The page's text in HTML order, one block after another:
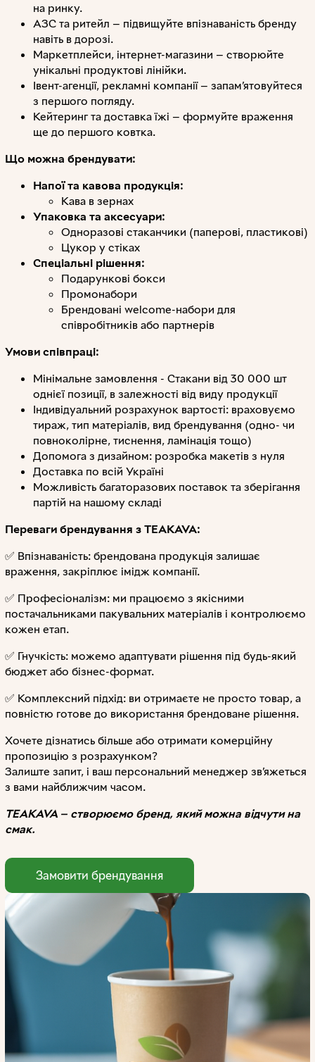
на ринку.
АЗС та ритейл — підвищуйте впізнаваність бренду
навіть в дорозі.
Маркетплейси, інтернет-магазини — створюйте
унікальні продуктові лінійки.
Івент-агенції, рекламні компанії — запам’ятовуйтеся
з першого погляду.
Кейтеринг та доставка їжі — формуйте враження
ще до першого ковтка.
Що можна брендувати:
Напої та кавова продукція:
Кава в зернах
Упаковка та аксесуари:
Одноразові стаканчики (паперові, пластикові)
Цукор у стіках
Спеціальні рішення:
Подарункові бокси
Промонабори
Брендовані welcome-набори для
співробітників або партнерів
Умови співпраці:
Мінімальне замовлення - Стакани від 30 000 шт
однієї позиції, в залежності від виду продукції
Індивідуальний розрахунок вартості: враховуємо
тираж, тип матеріалів, вид брендування (одно- чи
повноколірне, тиснення, ламінація тощо)
Допомога з дизайном: розробка макетів з нуля
Доставка по всій Україні
Можливість багаторазових поставок та зберігання
партій на нашому складі
Переваги брендування з TEAKAVA:
✅ Впізнаваність: брендована продукція залишає
враження, закріплює імідж компанії.
✅ Професіоналізм: ми працюємо з якісними
постачальниками пакувальних матеріалів і контролюємо
кожен етап.
✅ Гнучкість: можемо адаптувати рішення під будь-який
бюджет або бізнес-формат.
✅ Комплексний підхід: ви отримаєте не просто товар, а
повністю готове до використання брендоване рішення.
Хочете дізнатись більше або отримати комерційну
пропозицію з розрахунком?
Залиште запит, і ваш персональний менеджер зв’яжеться
з вами найближчим часом.
TEAKAVA — створюємо бренд, який можна відчути на
смак.
Замовити брендування